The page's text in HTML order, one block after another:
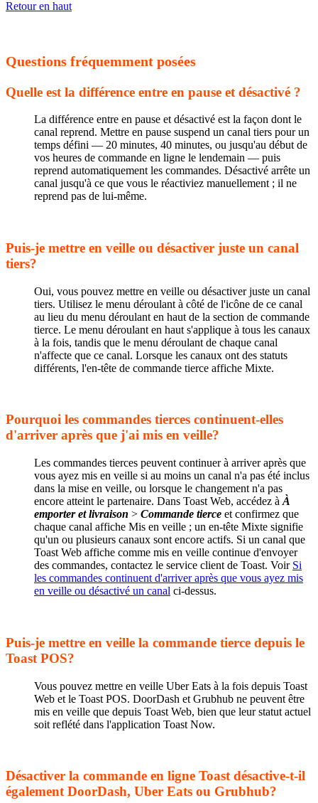
Retour en haut
Questions fréquemment posées
Quelle est la différence entre en pause et désactivé ?
La différence entre en pause et désactivé est la façon dont le
canal reprend. Mettre en pause suspend un canal tiers pour un
temps défini — 20 minutes, 40 minutes, ou jusqu'au début de
vos heures de commande en ligne le lendemain — puis
reprend automatiquement les commandes. Désactivé arrête un
canal jusqu'à ce que vous le réactiviez manuellement ; il ne
reprend pas de lui-même.
Puis-je mettre en veille ou désactiver juste un canal
tiers?
Oui, vous pouvez mettre en veille ou désactiver juste un canal
tiers. Utilisez le menu déroulant à côté de l'icône de ce canal
au lieu du menu déroulant en haut de la section de commande
tierce. Le menu déroulant en haut s'applique à tous les canaux
à la fois, tandis que le menu déroulant de chaque canal
n'affecte que ce canal. Lorsque les canaux ont des statuts
différents, l'en-tête de commande tierce affiche Mixte.
Pourquoi les commandes tierces continuent-elles
d'arriver après que j'ai mis en veille?
Les commandes tierces peuvent continuer à arriver après que
vous ayez mis en veille si au moins un canal n'a pas été inclus
dans la mise en veille, ou lorsque le changement n'a pas
encore atteint le partenaire. Dans Toast Web, accédez à À
emporter et livraison > Commande tierce et confirmez que
chaque canal affiche Mis en veille ; un en-tête Mixte signifie
qu'un ou plusieurs canaux sont encore actifs. Si un canal que
Toast Web affiche comme mis en veille continue d'envoyer
des commandes, contactez le service client de Toast. Voir Si
les commandes continuent d'arriver après que vous ayez mis
en veille ou désactivé un canal ci-dessus.
Puis-je mettre en veille la commande tierce depuis le
Toast POS?
Vous pouvez mettre en veille Uber Eats à la fois depuis Toast
Web et le Toast POS. DoorDash et Grubhub ne peuvent être
mis en veille que depuis Toast Web, bien que leur statut actuel
soit reflété dans l'application Toast Now.
Désactiver la commande en ligne Toast désactive-t-il
également DoorDash, Uber Eats ou Grubhub?